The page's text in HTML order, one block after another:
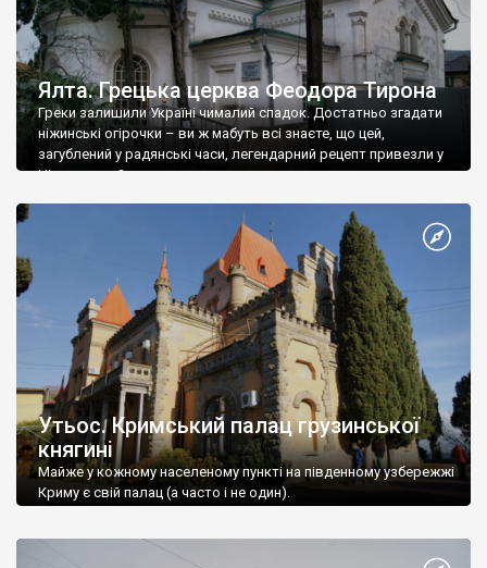
Ялта. Грецька церква Феодора Тирона
Греки залишили Україні чималий спадок. Достатньо згадати
ніжинські огірочки – ви ж мабуть всі знаєте, що цей,
загублений у радянські часи, легендарний рецепт привезли у
Ніжин греки?
Утьос. Кримський палац грузинської
княгині
Майже у кожному населеному пункті на південному узбережжі
Криму є свій палац (а часто і не один).